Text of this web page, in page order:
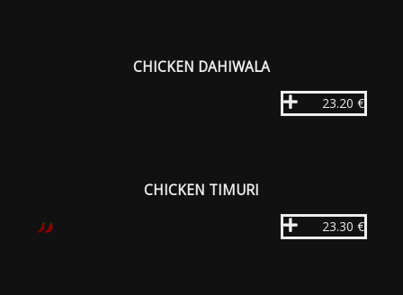
CHICKEN DAHIWALA
23.20 €
CHICKEN TIMURI
23.30 €